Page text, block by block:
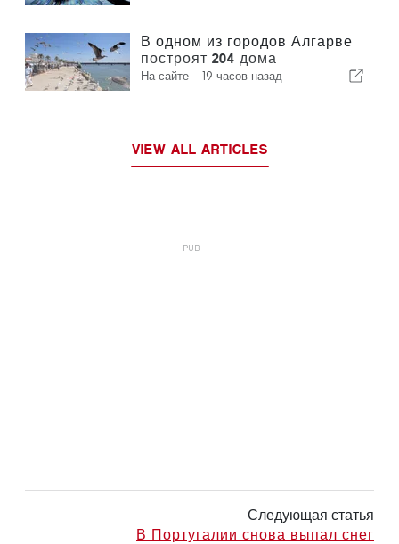
В одном из городов Алгарве
построят 204 дома
На сайте - 19 часов назад
VIEW ALL ARTICLES
Следующая статья
В Португалии снова выпал снег